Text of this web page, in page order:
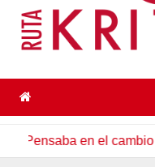
en el cambio